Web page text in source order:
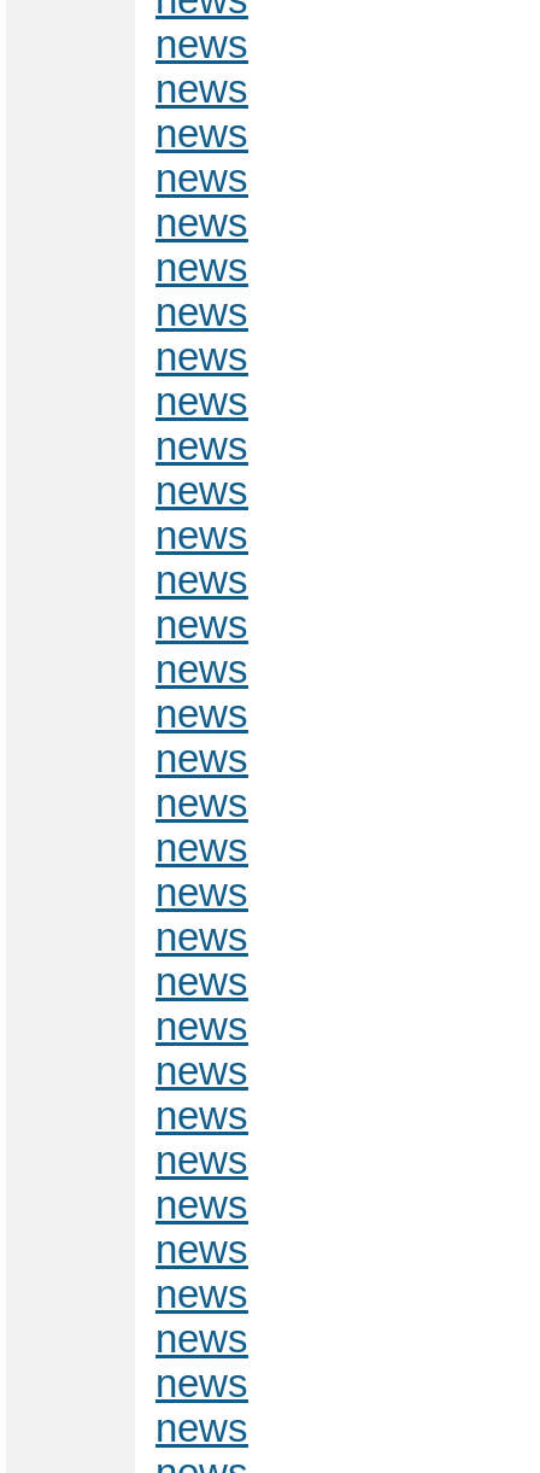
news
news
news
news
news
news
news
news
news
news
news
news
news
news
news
news
news
news
news
news
news
news
news
news
news
news
news
news
news
news
news
news